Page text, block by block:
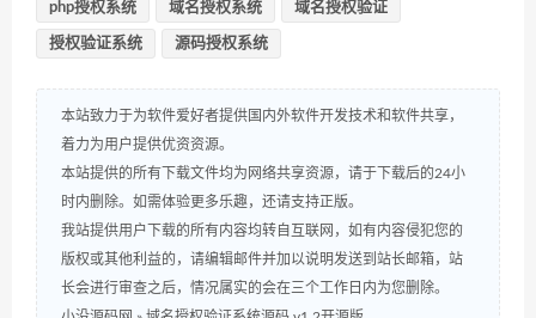
php授权系统 域名授权系统 域名授权验证
授权验证系统 源码授权系统
本站致力于为软件爱好者提供国内外软件开发技术和软件共享，
着力为用户提供优资资源。
本站提供的所有下载文件均为网络共享资源，请于下载后的24小
时内删除。如需体验更多乐趣，还请支持正版。
我站提供用户下载的所有内容均转自互联网，如有内容侵犯您的
版权或其他利益的，请编辑邮件并加以说明发送到站长邮箱，站
长会进行审查之后，情况属实的会在三个工作日内为您删除。